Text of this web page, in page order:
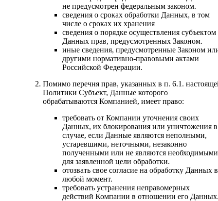
не предусмотрен федеральным законом.
сведения о сроках обработки Данных, в том
числе о сроках их хранения
сведения о порядке осуществления субъектом
Данных прав, предусмотренных Законом.
иные сведения, предусмотренные Законом
другими нормативно-правовыми актами
Российской Федерации.
Помимо перечня прав, указанных в п. 6.1.
Политики Субъект, Данные которого
обрабатываются Компанией, имеет право:
требовать от Компании уточнения своих
Данных, их блокирования или уничтожения в
случае, если Данные являются неполными,
устаревшими, неточными, незаконно
полученными или не являются необходимыми
для заявленной цели обработки.
отозвать свое согласие на обработку Данных в
любой момент.
требовать устранения неправомерных
действий Компании в отношении его